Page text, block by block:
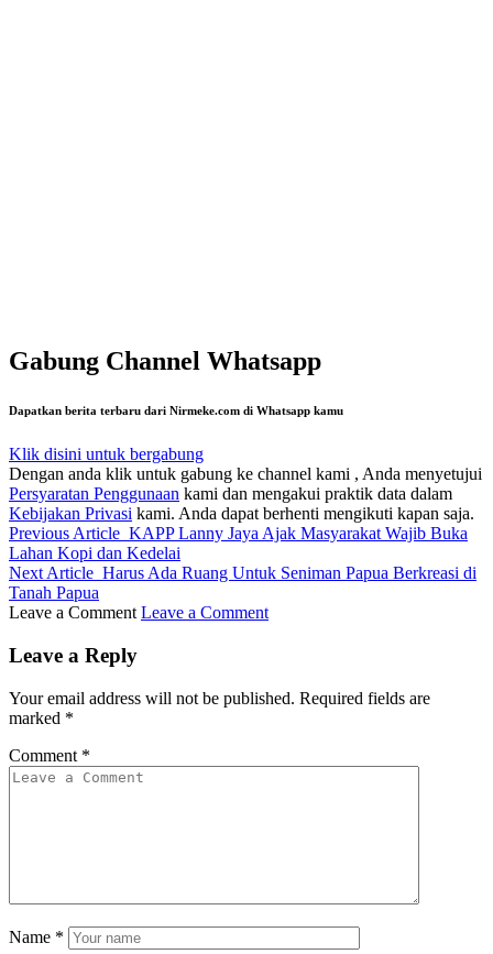
Gabung Channel Whatsapp
Dapatkan berita terbaru dari Nirmeke.com di Whatsapp kamu
Klik disini untuk bergabung
Dengan anda klik untuk gabung ke channel kami , Anda menyetujui
Persyaratan Penggunaan kami dan mengakui praktik data dalam
Kebijakan Privasi kami. Anda dapat berhenti mengikuti kapan saja.
Previous Article KAPP Lanny Jaya Ajak Masyarakat Wajib Buka
Lahan Kopi dan Kedelai
Next Article Harus Ada Ruang Untuk Seniman Papua Berkreasi di
Tanah Papua
Leave a Comment Leave a Comment
Leave a Reply
Your email address will not be published. Required fields are
marked *
Comment *
Name *